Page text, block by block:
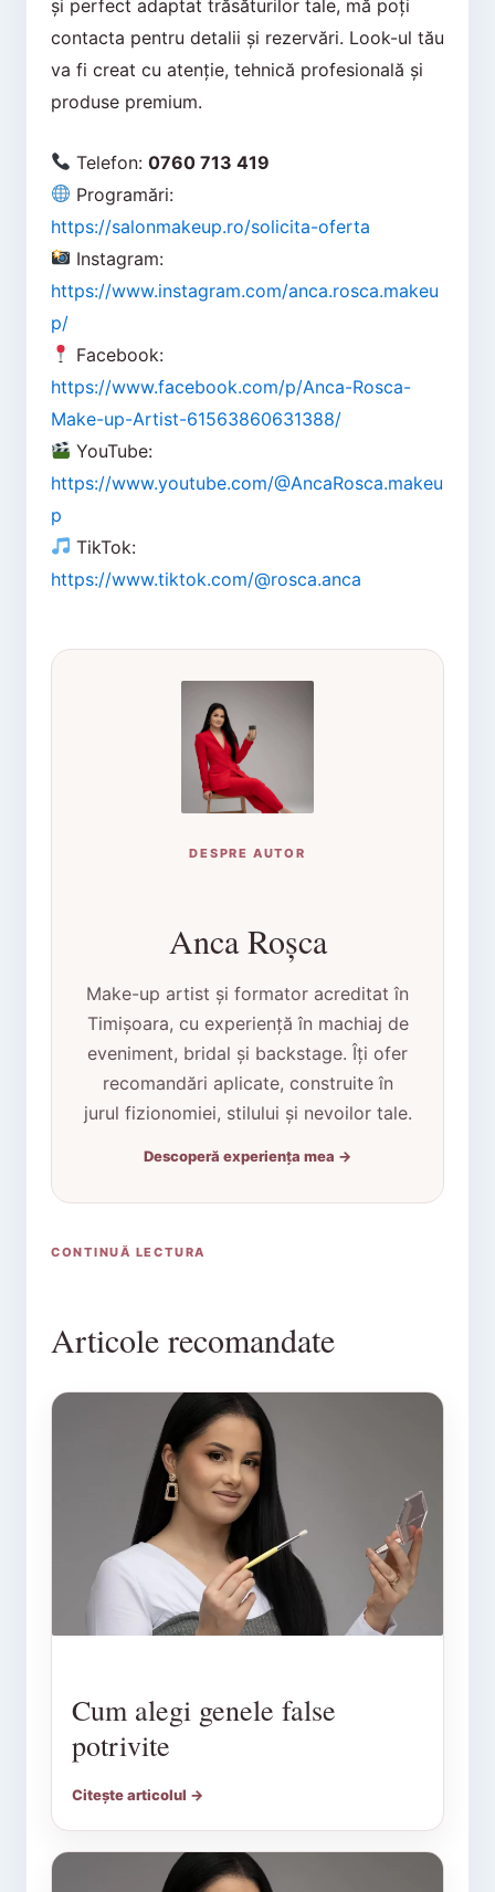
și perfect adaptat trăsăturilor tale, mă poți
contacta pentru detalii și rezervări. Look-ul tău
va fi creat cu atenție, tehnică profesională și
produse premium.
Telefon:0760 713 419
Programări:
https://salonmakeup.ro/solicita-oferta
Instagram:
https://www.instagram.com/anca.rosca.makeu
p/
Facebook:
https://www.facebook.com/p/Anca-Rosca-
Make-up-Artist-61563860631388/
YouTube:
https://www.youtube.com/@AncaRosca.makeu
p
TikTok:
https://www.tiktok.com/@rosca.anca
DESPRE AUTOR
Anca Roșca
Make-up artist și formator acreditat în
Timișoara, cu experiență în machiaj de
eveniment, bridal și backstage. Îți ofer
recomandări aplicate, construite în
jurul fizionomiei, stilului și nevoilor tale.
Descoperă experiența mea →
CONTINUĂ LECTURA
Articole recomandate
Cum alegi genele false
potrivite
Citește articolul →